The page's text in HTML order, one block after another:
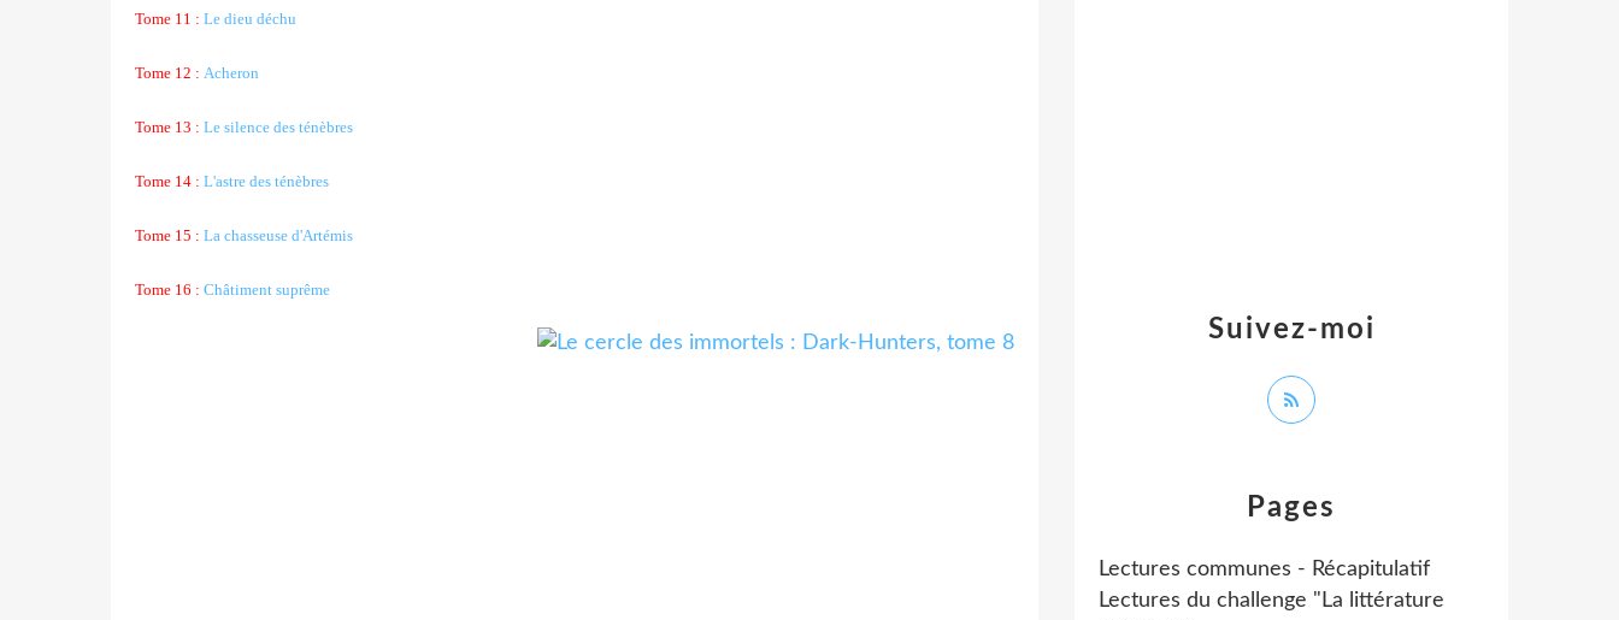
Tome 11 : Le dieu déchu
Tome 12 : Acheron
Tome 13 : Le silence des ténèbres
Tome 14 : L'astre des ténèbres
Tome 15 : La chasseuse d'Artémis
Tome 16 : Châtiment suprême
Pages
Lectures communes - Récapitulatif
Lectures du challenge "La littérature
Suivez-moi